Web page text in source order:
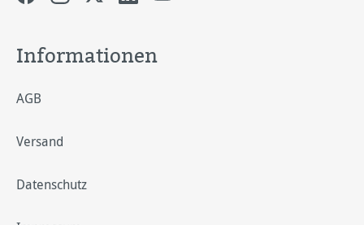
Informationen
AGB
Versand
Datenschutz